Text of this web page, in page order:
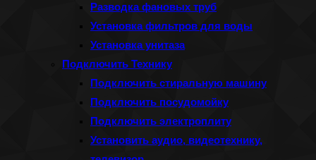
Разводка фановых труб
Установка фильтров для воды
Установка унитаза
Подключить Технику
Подключить стиральную машину
Подключить посудомойку
Подключить электроплиту
Установить аудио, видеотехнику,